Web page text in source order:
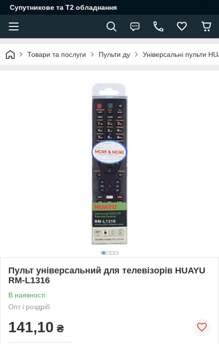
Супутникове та Т2 обладнання
Товари та послуги Пульти ду Універсальні пульти
Пульт універсальний для телевізорів HUAYU
RM-L1316
В наявності
Опт і роздріб
141,10 ₴